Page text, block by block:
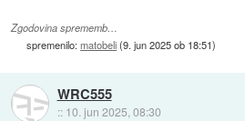
Zgodovina sprememb…
spremenilo:matobeli(9. jun 2025 ob 18:51)
WRC555
:: 10. jun 2025, 08:30